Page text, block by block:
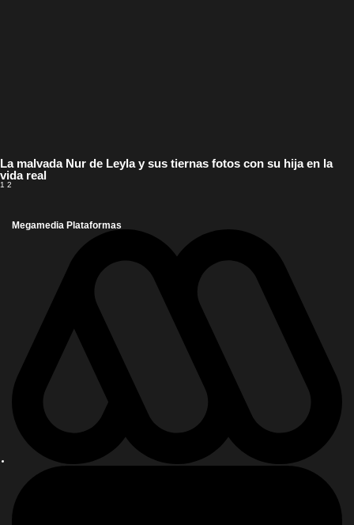
La malvada Nur de Leyla y sus tiernas fotos con su hija en la
vida real
1 2
Megamedia Plataformas